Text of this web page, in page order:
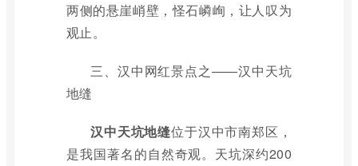
两侧的悬崖峭壁，怪石嶙峋，让人叹为
观止。
三、汉中网红景点之——汉中天坑
地缝
汉中天坑地缝位于汉中市南郑区，
是我国著名的自然奇观。天坑深约200